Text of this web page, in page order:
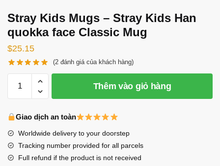
Stray Kids Mugs – Stray Kids Han
quokka face Classic Mug
$25.15
(2 đánh giá của khách hàng)
Kids
Kids
Han
quokka
Thêm vào giỏ hàng
Giao dịch an toàn
Worldwide delivery to your doorstep
Tracking number provided for all parcels
Full refund if the product is not received